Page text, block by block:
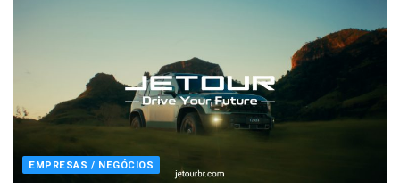
EMPRESAS / NEGÓCIOS